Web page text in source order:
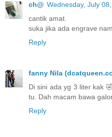
ch@ Wednesday, July
cantik amat.
suka jika ada engrave
Reply
fanny Nila
Di sini ada yg 3 liter kak
tu. Dah macam bawa
Reply